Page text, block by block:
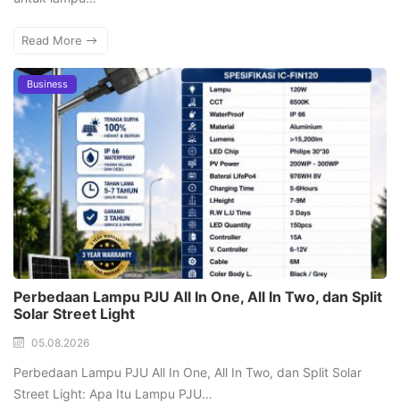
Read More
Business
Perbedaan Lampu PJU All In One, All In Two, dan Split
Solar Street Light
05.08.2026
Perbedaan Lampu PJU All In One, All In Two, dan Split Solar
Street Light: Apa Itu Lampu PJU…